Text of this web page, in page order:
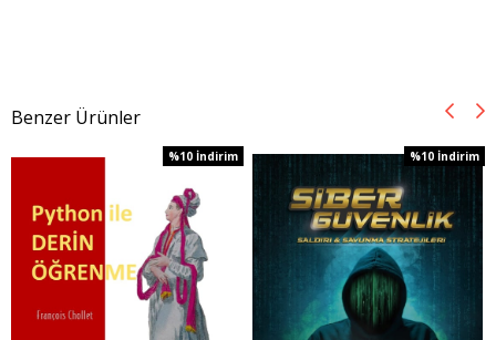
Benzer Ürünler
%10 İndirim
%10 İndirim